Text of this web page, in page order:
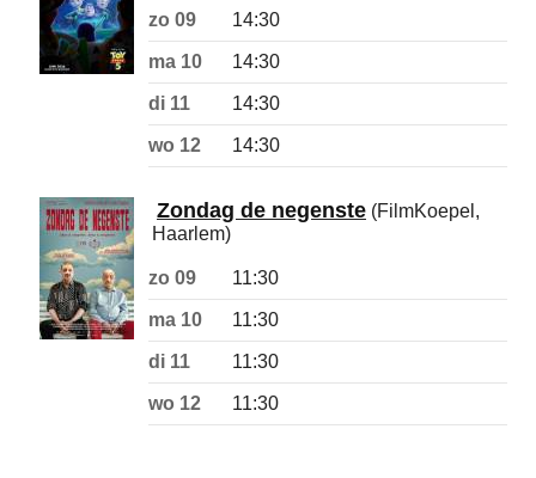
zo 09 14:30
ma 10 14:30
di 11 14:30
wo 12 14:30
Zondag de negenste (FilmKoepel,
Haarlem)
zo 09 11:30
ma 10 11:30
di 11 11:30
wo 12 11:30